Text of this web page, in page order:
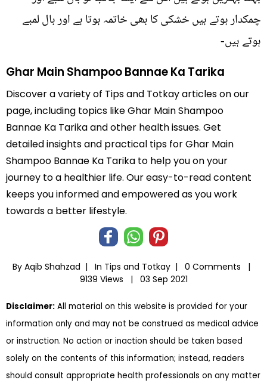
چمکدار ہوتے ہیں خشکی کا بھی خاتمہ ہوتا ہے اور بال لمبے
ہوتے ہیں-
Ghar Main Shampoo Bannae Ka Tarika
Discover a variety of Tips and Totkay articles on our
page, including topics like Ghar Main Shampoo
Bannae Ka Tarika and other health issues. Get
detailed insights and practical tips for Ghar Main
Shampoo Bannae Ka Tarika to help you on your
journey to a healthier life. Our easy-to-read content
keeps you informed and empowered as you work
towards a better lifestyle.
By Aqib Shahzad | In Tips and Totkay|
0 Comments |
9139 Views |
03 Sep 2021
Disclaimer: All material on this website is provided for your
information only and may not be construed as medical advice
or instruction. No action or inaction should be taken based
solely on the contents of this information; instead, readers
should consult appropriate health professionals on any matter